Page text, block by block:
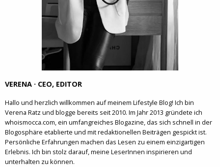
VERENA · CEO, EDITOR
Hallo und herzlich willkommen auf meinem Lifestyle Blog! Ich bin
Verena Ratz und blogge bereits seit 2010. Im Jahr 2013 gründete ich
whoismocca.com, ein umfangreiches Blogazine, das sich schnell in der
Blogosphäre etablierte und mit redaktionellen Beiträgen gespickt ist.
Persönliche Erfahrungen machen das Lesen zu einem einzigartigen
Erlebnis. Ich bin stolz darauf, meine LeserInnen inspirieren und
unterhalten zu können.